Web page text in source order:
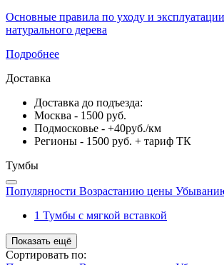
Основные правила по уходу и
натурального дерева
Подробнее
Доставка
Доставка до подъезда:
Москва - 1500 руб.
Подмосковье - +40руб./км
Регионы - 1500 руб. + тариф ТК
Тумбы
Популярности Возрастанию цены
1 Тумбы с мягкой вставкой
Показать ещё
Сортировать по: